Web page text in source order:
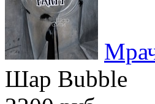
Шар Bubble